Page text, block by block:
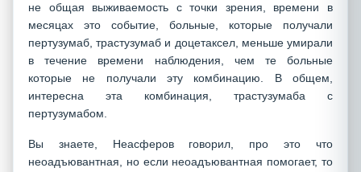
не общая выживаемость с точки зрения, времени в
месяцах это событие, больные, которые получали
пертузумаб, трастузумаб и доцетаксел, меньше умирали
в течение времени наблюдения, чем те больные
которые не получали эту комбинацию. В общем,
интересна эта комбинация, трастузумаба с
пертузумабом.
Вы знаете, Неасферов говорил, про это что
неоадъювантная, но если неоадъювантная помогает, то